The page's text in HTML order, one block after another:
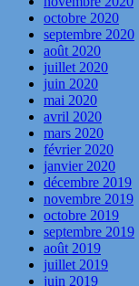
octobre 2020
septembre 2020
août 2020
juillet 2020
juin 2020
mai 2020
avril 2020
mars 2020
février 2020
janvier 2020
décembre 2019
novembre 2019
octobre 2019
septembre 2019
août 2019
juillet 2019
juin 2019